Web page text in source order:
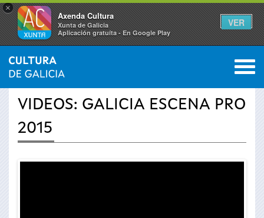
×
Axenda Cultura
Xunta de Galicia
Aplicación gratuíta - En Google Play
VER
Vostede
aquí
INICIO › ACTUALIDADE 0
VIDEOS: GALICIA ESCENA PRO
2015